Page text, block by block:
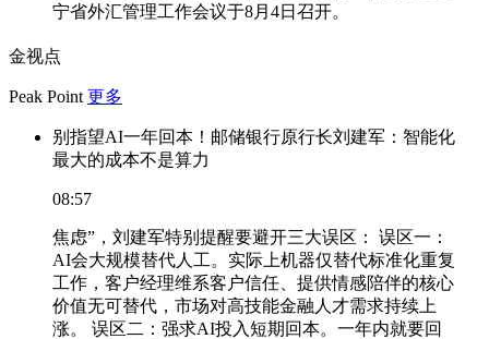
宁省外汇管理工作会议于8月4日召开。
金视点
Peak Point 更多
别指望AI一年回本！邮储银行原行长刘建军：智能化
最大的成本不是算力
08:57
焦虑”，刘建军特别提醒要避开三大误区： 误区一：
AI会大规模替代人工。实际上机器仅替代标准化重复
工作，客户经理维系客户信任、提供情感陪伴的核心
价值无可替代，市场对高技能金融人才需求持续上
涨。 误区二：强求AI投入短期回本。一年内就要回